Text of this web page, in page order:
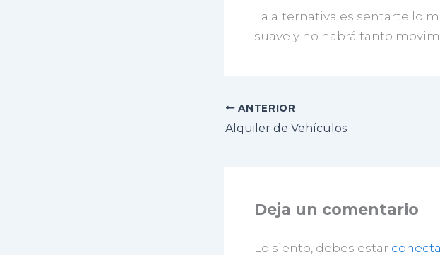
La alternativa es sentarte lo
suave y no habrá tanto
ANTERIOR
Alquiler de Vehículos
Deja un comentario
Lo siento, debes estar